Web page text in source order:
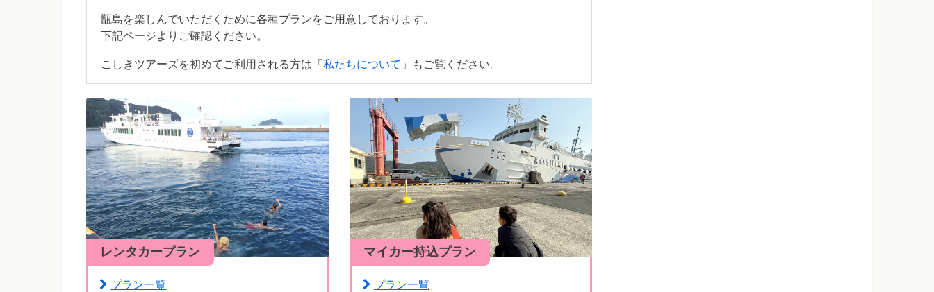
甑島を楽しんでいただくために各種プランをご用意しております。
下記ページよりご確認ください。
こしきツアーズを初めてご利用される方は「私たちについて 」もご覧ください。
レンタカープラン
プラン一覧
マイカー持込プラン
プラン一覧